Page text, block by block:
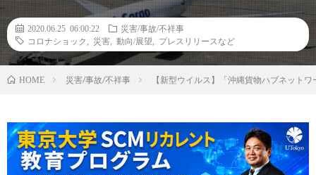
2020.06.25 06:00:22
災害/事故/不祥事
コロナショック
災害 動向/展望 プレスリリースなど
HOME 災害/事故/不祥事 【新型ウイルス】「沖縄貨物ハブネット